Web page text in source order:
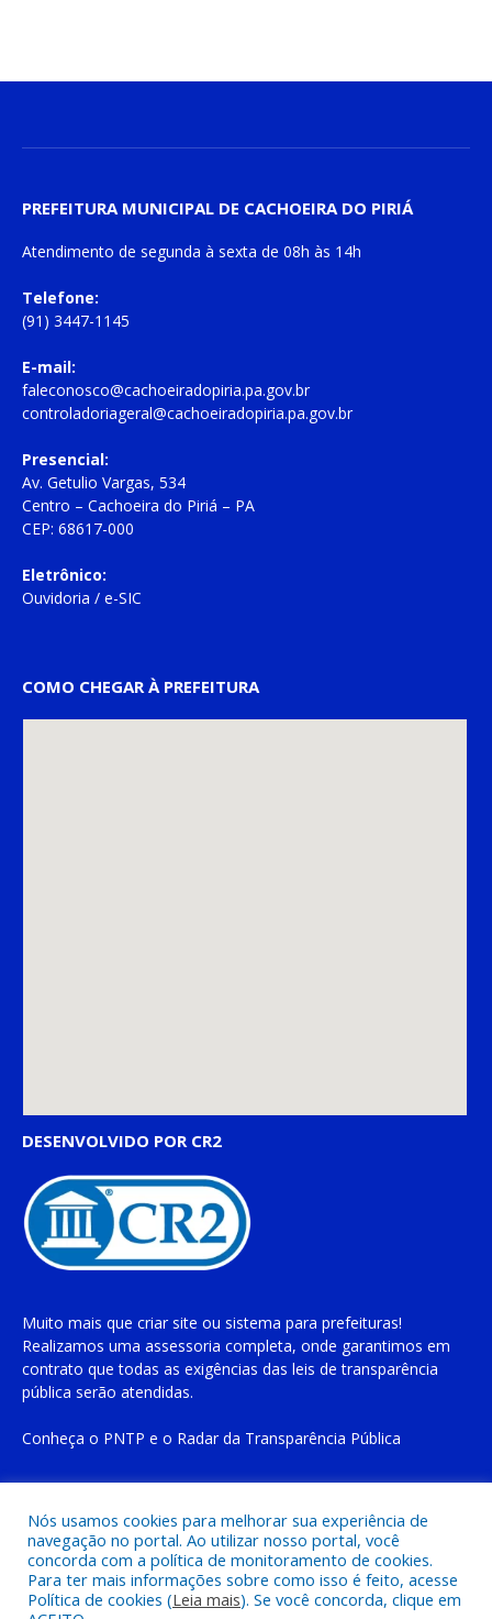
PREFEITURA MUNICIPAL DE CACHOEIRA DO PIRIÁ
Atendimento de segunda à sexta de 08h às 14h
Telefone:
(91) 3447-1145
E-mail:
faleconosco@cachoeiradopiria.pa.gov.br
controladoriageral@cachoeiradopiria.pa.gov.br
Presencial:
Av. Getulio Vargas, 534
Centro – Cachoeira do Piriá – PA
CEP: 68617-000
Eletrônico:
Ouvidoria / e-SIC
COMO CHEGAR À PREFEITURA
DESENVOLVIDO POR CR2
Muito mais que criar site ou sistema para prefeituras!
Realizamos uma assessoria completa, onde garantimos em
contrato que todas as exigências das leis de transparência
pública serão atendidas.
Conheça o PNTP e o Radar da Transparência Pública
Todos os direitos reservados a Prefeitura Municipal de Cachoeira
do Piriá
Nós usamos cookies para melhorar sua experiência de
navegação no portal. Ao utilizar nosso portal, você
concorda com a política de monitoramento de cookies.
Para ter mais informações sobre como isso é feito, acesse
Política de cookies (Leia mais). Se você concorda, clique em